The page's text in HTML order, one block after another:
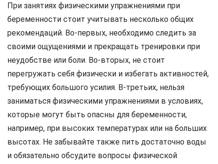
При занятиях физическими упражнениями при
беременности стоит учитывать несколько общих
рекомендаций. Во-первых, необходимо следить за
своими ощущениями и прекращать тренировки при
неудобстве или боли. Во-вторых, не стоит
перегружать себя физически и избегать активностей,
требующих большого усилия. В-третьих, нельзя
заниматься физическими упражнениями в условиях,
которые могут быть опасны для беременности,
например, при высоких температурах или на больших
высотах. Не забывайте также пить достаточно воды
и обязательно обсудите вопросы физической